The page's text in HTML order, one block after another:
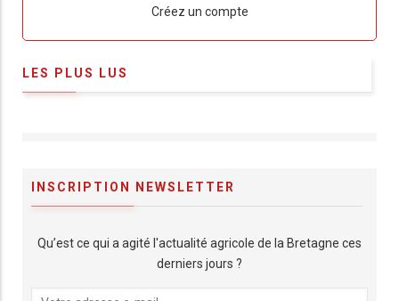
Créez un compte
LES PLUS LUS
INSCRIPTION NEWSLETTER
Qu’est ce qui a agité l'actualité agricole de la Bretagne ces
derniers jours ?